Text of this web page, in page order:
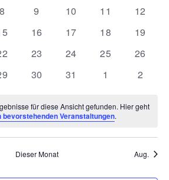
0
8
0
9
0
10
0
11
0
12
0
16
0
17
0
18
0
19
0
23
0
24
0
25
0
26
0
30
0
31
0
1
0
2
für diese Ansicht gefunden. Hier geht
bevorstehenden Veranstaltungen.
Dieser Monat Aug.